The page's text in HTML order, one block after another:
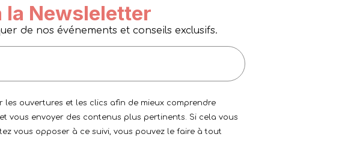
la Newsleletter
de nos événements et conseils exclusifs.
les ouvertures et les clics afin de mieux comprendre
vous envoyer des contenus plus pertinents. Si cela vous
vous opposer à ce suivi, vous pouvez le faire à tout